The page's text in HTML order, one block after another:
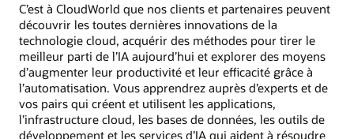
C’est à CloudWorld que nos clients et partenaires peuvent
découvrir les toutes dernières innovations de la
technologie cloud, acquérir des méthodes pour tirer le
meilleur parti de l’IA aujourd’hui et explorer des moyens
d’augmenter leur productivité et leur efficacité grâce à
l’automatisation. Vous apprendrez auprès d’experts et de
vos pairs qui créent et utilisent les applications,
l’infrastructure cloud, les bases de données, les outils de
développement et les services d’IA qui aident à résoudre